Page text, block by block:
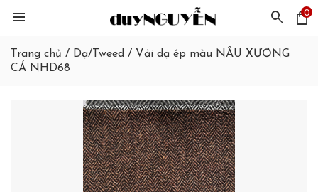
menu search shopping_bag
0
Trang chủ / Dạ/Tweed / Vải dạ ép màu NÂU XƯƠNG
CÁ NHD68